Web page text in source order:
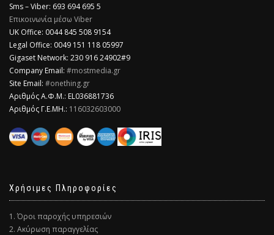
Sms – Viber: 693 694 695 5
Επικοινωνία μέσω Viber
​UK Office: 0044 845 508 9154
Legal Office: 0049 151 118 05997
Gigaset Network: 230 916 24902#9
Company Email: #mostmedia.gr
Site Email: #onething.gr
Αριθμός Α.Φ.Μ.: EL036881736
Αριθμός Γ.Ε.ΜΗ.: 116032603000
Χρήσιμες Πληροφορίες
1. Όροι παροχής υπηρεσιών
2. Ακύρωση παραγγελίας